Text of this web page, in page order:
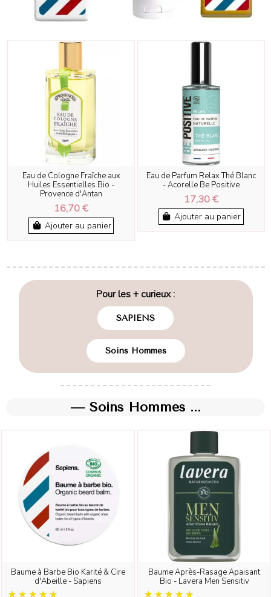
Eau de Cologne Fraîche aux
Huiles Essentielles Bio -
Provence d'Antan
16,70 €
Ajouter au panier
Eau de Parfum Relax Thé Blanc
- Acorelle Be Positive
17,30 €
Ajouter au panier
Pour les + curieux :
SAPIENS
Soins Hommes
— Soins Hommes ...
Baume à Barbe Bio Karité & Cire
d'Abeille - Sapiens
Baume Après-Rasage Apaisant
Bio - Lavera Men Sensitiv